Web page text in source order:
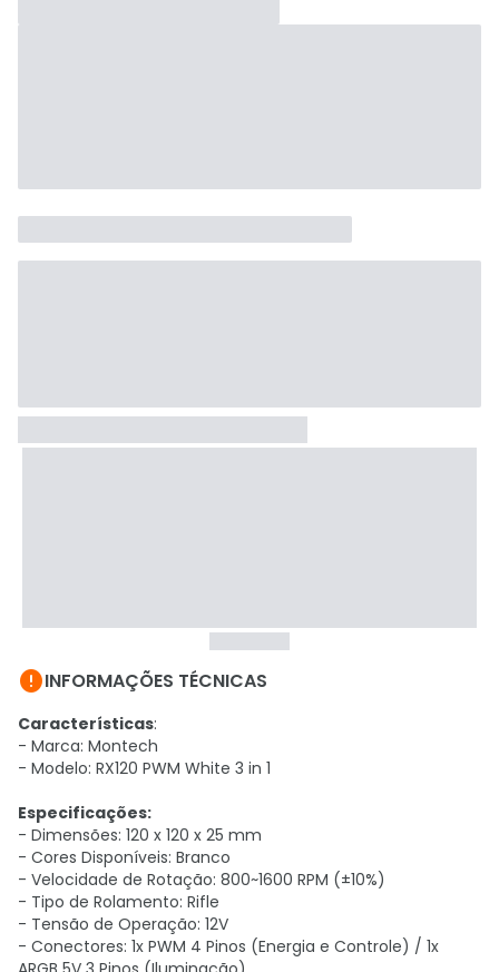
INFORMAÇÕES TÉCNICAS
Características:
- Marca: Montech
- Modelo: RX120 PWM White 3 in 1
Especificações:
- Dimensões: 120 x 120 x 25 mm
- Cores Disponíveis: Branco
- Velocidade de Rotação: 800~1600 RPM (±10%)
- Tipo de Rolamento: Rifle
- Tensão de Operação: 12V
- Conectores: 1x PWM 4 Pinos (Energia e Controle) / 1x